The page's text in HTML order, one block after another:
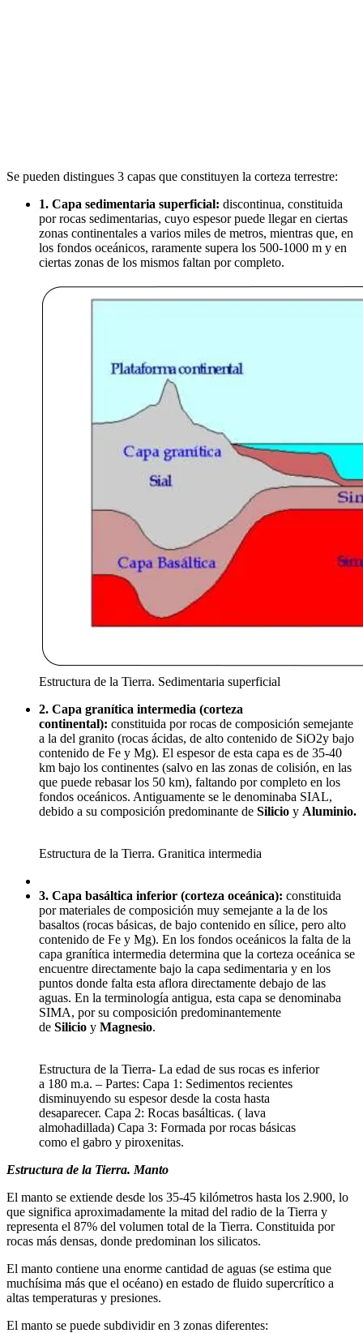
Se pueden distingues 3 capas que constituyen la corteza terrestre:
1. Capa sedimentaria superficial: discontinua, constituida
por rocas sedimentarias, cuyo espesor puede llegar en ciertas
zonas continentales a varios miles de metros, mientras que, en
los fondos oceánicos, raramente supera los 500-1000 m y en
ciertas zonas de los mismos faltan por completo.
Estructura de la Tierra. Sedimentaria superficial
2. Capa granítica intermedia (corteza
continental): constituida por rocas de composición semejante
a la del granito (rocas ácidas, de alto contenido de SiO2y bajo
contenido de Fe y Mg). El espesor de esta capa es de 35-40
km bajo los continentes (salvo en las zonas de colisión, en las
que puede rebasar los 50 km), faltando por completo en los
fondos oceánicos. Antiguamente se le denominaba SIAL,
debido a su composición predominante de Silicio y Aluminio.
Estructura de la Tierra. Granitica intermedia
3. Capa basáltica inferior (corteza oceánica): constituida
por materiales de composición muy semejante a la de los
basaltos (rocas básicas, de bajo contenido en sílice, pero alto
contenido de Fe y Mg). En los fondos oceánicos la falta de la
capa granítica intermedia determina que la corteza oceánica se
encuentre directamente bajo la capa sedimentaria y en los
puntos donde falta esta aflora directamente debajo de las
aguas. En la terminología antigua, esta capa se denominaba
SIMA, por su composición predominantemente
de Silicio y Magnesio.
Estructura de la Tierra- La edad de sus rocas es inferior
a 180 m.a. – Partes: Capa 1: Sedimentos recientes
disminuyendo su espesor desde la costa hasta
desaparecer. Capa 2: Rocas basálticas. ( lava
almohadillada) Capa 3: Formada por rocas básicas
como el gabro y piroxenitas.
Estructura de la Tierra. Manto
El manto se extiende desde los 35-45 kilómetros hasta los 2.900, lo
que significa aproximadamente la mitad del radio de la Tierra y
representa el 87% del volumen total de la Tierra. Constituida por
rocas más densas, donde predominan los silicatos.
El manto contiene una enorme cantidad de aguas (se estima que
muchísima más que el océano) en estado de fluido supercrítico a
altas temperaturas y presiones.
El manto se puede subdividir en 3 zonas diferentes: